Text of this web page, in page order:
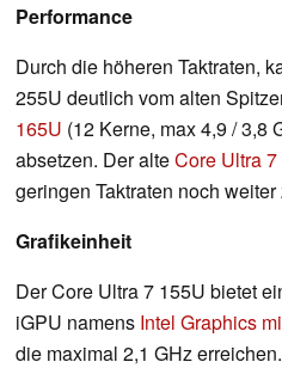
Performance
Durch die höheren Taktraten,
255U deutlich vom alten
165U (12 Kerne, max 4,9 / 3,8
absetzen. Der alteCore Ultra
geringen Taktraten noch weiter
Grafikeinheit
Der Core Ultra 7 155U bietet
iGPU namens Intel Graphics
die maximal 2,1 GHz